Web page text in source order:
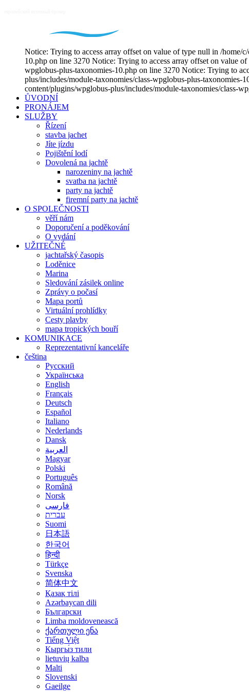
Notice: Trying to access array offset on value of type null in /home/
10.php on line 3270 Notice: Trying to access array offset on value
wpglobus-plus-taxonomies-10.php on line 3270 Notice: Trying to
plus/includes/module-taxonomies/class-wpglobus-plus-
content/plugins/wpglobus-plus/includes/module-taxonomies/class-
ŮVODNÍ
PRONÁJEM
SLUŽBY
Řízení
stavba jachet
Jíte jízdu
Pojištění lodí
Dovolená na jachtě
narozeniny na jachtě
svatba na jachtě
party na jachtě
firemní party na jachtě
O SPOLEČNOSTI
věří nám
Doporučení a poděkování
O vydání
UŽITEČNÉ
jachtařský časopis
Loděnice
Marina
Sledování zásilek online
Zprávy o počasí
Mapa portů
Virtuální prohlídky
Cesty plavby
mapa tropických bouří
KOMUNIKACE
Reprezentativní kanceláře
čeština
Русский
Українська
English
Français
Deutsch
Español
Italiano
Nederlands
Dansk
العربية
Magyar
Polski
Português
Română
Norsk
فارسی
עברית
Suomi
日本語
한국어
हिन्दी
Türkçe
Svenska
简体中文
Қазақ тілі
Azərbaycan dili
Български
Limba moldovenească
ქართული ენა
Tiếng Việt
Кыргы́з тили
lietuvių kalba
Malti
Slovenski
Gaeilge